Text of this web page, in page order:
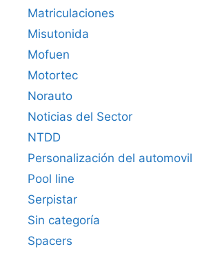
Matriculaciones
Misutonida
Mofuen
Motortec
Norauto
Noticias del Sector
NTDD
Personalización del automovil
Pool line
Serpistar
Sin categoría
Spacers